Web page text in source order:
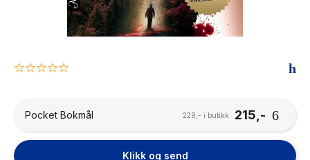
0.0
Pocket Bokmål
215,-
229,- i butikk
Klikk og send